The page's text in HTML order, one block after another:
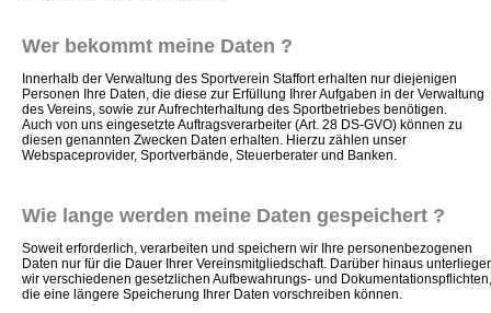
Wer bekommt meine Daten ?
Innerhalb der Verwaltung des Sportverein Staffort erhalten nur diejenigen
Personen Ihre Daten, die diese zur Erfüllung Ihrer Aufgaben in der Verwaltung
des Vereins, sowie zur Aufrechterhaltung des Sportbetriebes benötigen.
Auch von uns eingesetzte Auftragsverarbeiter (Art. 28 DS-GVO) können zu
diesen genannten Zwecken Daten erhalten. Hierzu zählen unser
Webspaceprovider, Sportverbände, Steuerberater und Banken.
Wie lange werden meine Daten gespeichert ?
Soweit erforderlich, verarbeiten und speichern wir Ihre personenbezogenen
Daten nur für die Dauer Ihrer Vereinsmitgliedschaft. Darüber hinaus
wir verschiedenen gesetzlichen Aufbewahrungs- und Dokumentationspflichten,
die eine längere Speicherung Ihrer Daten vorschreiben können.